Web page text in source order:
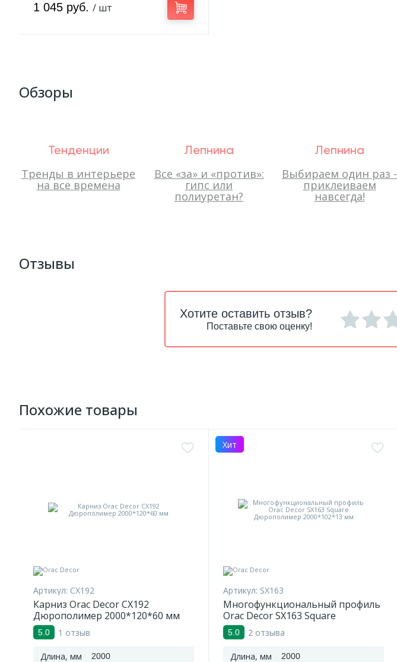
1 045 руб. / шт
Обзоры
Тенденции
Тренды в интерьере
на все времена
Лепнина
Все «за» и «против»:
гипс или
полиуретан?
Лепнина
Выбираем один раз -
приклеиваем
навсегда!
Отзывы
Хотите оставить отзыв?
Поставьте свою оценку!
Похожие товары
Артикул: CX192
Карниз Orac Decor CX192
Дюрополимер 2000*120*60 мм
5.0 1 отзыв
Длина, мм 2000
Хит
Артикул: SX163
Многофункциональный профиль
Orac Decor SX163 Square
Дюрополимер 2000*102*13 мм
5.0 2 отзыва
Длина, мм 2000